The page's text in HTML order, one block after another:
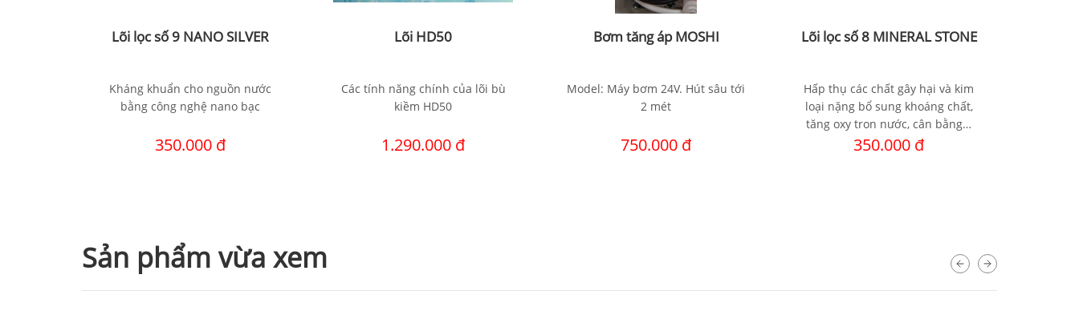
Lõi lọc số 9 NANO SILVER
Kháng khuẩn cho nguồn nước
bằng công nghệ nano bạc
350.000 đ
Lõi HD50
Các tính năng chính của lõi bù
kiềm HD50
1.290.000 đ
Bơm tăng áp MOSHI
Model: Máy bơm 24V. Hút sâu tới
2 mét
750.000 đ
Lõi lọc số 8 MINERAL STONE
Hấp thụ các chất gây hại và kim
loại nặng bổ sung khoáng chất,
tăng oxy tron nước, cân bằng…
350.000 đ
Sản phẩm vừa xem